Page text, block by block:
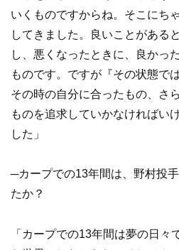
いくものですからね。そこにち
してきました。良いことがある
し、悪くなったときに、良かっ
ものです。ですが『その状態で
その時の自分に合ったもの、さ
ものを追求していかなければい
した」
─カープでの13年間は、野村投
たか？
「カープでの13年間は夢の日々